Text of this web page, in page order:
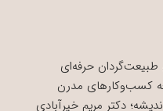
طبیعت‌گردان حرفه‌ای
کسب‌وکارهای مدرن
دکتر مریم خیرآبادی